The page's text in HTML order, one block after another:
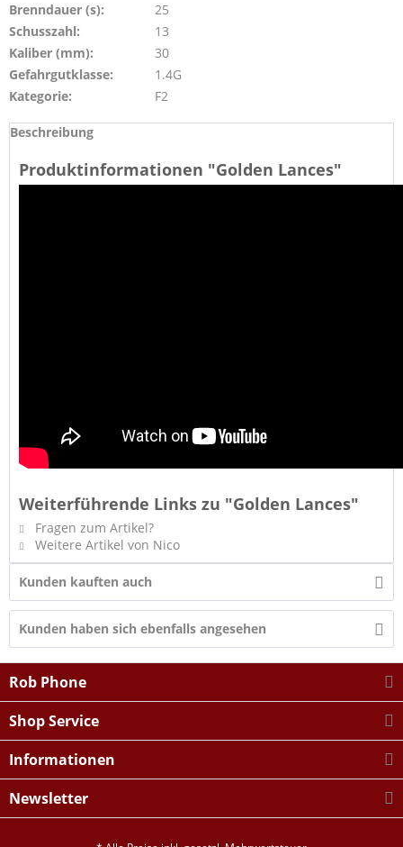
Brenndauer (s):
25
Schusszahl:
13
Kaliber (mm):
30
Gefahrgutklasse:
1.4G
Kategorie:
F2
Beschreibung
Produktinformationen "Golden Lances"
Weiterführende Links zu "Golden Lances"
Fragen zum Artikel?
Weitere Artikel von Nico
Kunden kauften auch
Kunden haben sich ebenfalls angesehen
Rob Phone
Shop Service
Informationen
Newsletter